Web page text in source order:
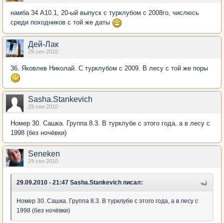
намба 34 А10.1, 20-ый выпуск с турклубом с 2008го, числюсь
среди походников с той же даты
Дей-Лак
29 сен 2010
36. Яковлев Николай. С турклубом с 2009. В лесу с той же поры
Sasha.Stankevich
29 сен 2010
Номер 30. Сашка. Группа 8.3. В турклубе с этого года, а в лесу с
1998 (без ночёвки)
Seneken
29 сен 2010
29.09.2010 - 21:47 Sasha.Stankevich писал:
Номер 30. Сашка. Группа 8.3. В турклубе с этого года, а в лесу с
1998 (без ночёвки)